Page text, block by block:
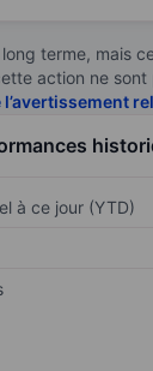
terme, mais
action ne
à ce jour (YTD)